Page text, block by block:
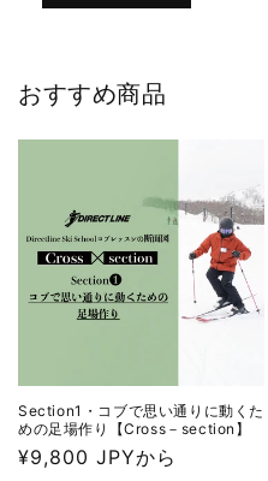
おすすめ商品
Section1・コブで思い通りに動くた
めの足場作り【Cross－section】
通
¥9,800 JPYから